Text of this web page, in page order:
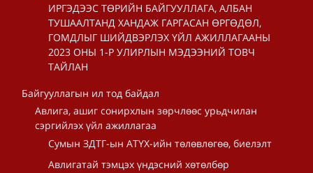
ИРГЭДЭЭС ТӨРИЙН БАЙГУУЛЛАГА, АЛБАН
ТУШААЛТАНД ХАНДАЖ ГАРГАСАН ӨРГӨДӨЛ,
ГОМДЛЫГ ШИЙДВЭРЛЭХ ҮЙЛ АЖИЛЛАГААНЫ
2023 ОНЫ 1-Р УЛИРЛЫН МЭДЭЭНИЙ ТОВЧ
ТАЙЛАН
Байгууллагын ил тод байдал
Авлига, ашиг сонирхлын зөрчлөөс урьдчилан
сэргийлэх үйл ажиллагаа
Сумын ЗДТГ-ын АТҮХ-ийн төлөвлөгөө, биелэлт
Авлигатай тэмцэх үндэсний хөтөлбөр